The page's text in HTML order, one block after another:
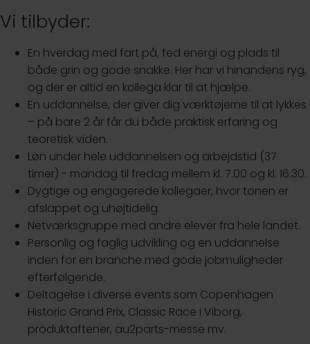
Vi tilbyder:
En hverdag med fart på, fed energi og plads til
både grin og gode snakke. Her har vi hinandens ryg,
og der er altid en kollega klar til at hjælpe.
En uddannelse, der giver dig værktøjerne til at lykkes
– på bare 2 år får du både praktisk erfaring og
teoretisk viden.
Løn under hele uddannelsen og arbejdstid (37
timer) - mandag til fredag mellem kl. 7.00 og kl. 16.30.
Dygtige og engagerede kollegaer, hvor tonen er
afslappet og uhøjtidelig.
Netværksgruppe med andre elever fra hele landet.
Personlig og faglig udvikling og en uddannelse
inden for en branche med gode jobmuligheder
efterfølgende.
Deltagelse i diverse events som Copenhagen
Historic Grand Prix, Classic Race i Viborg,
produktaftener, au2parts-messe mv.